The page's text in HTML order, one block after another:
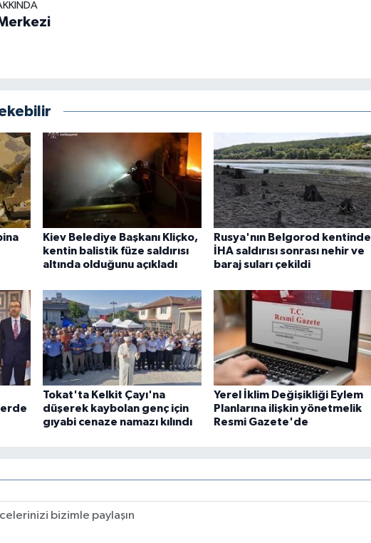
Kiev Belediye Başkanı Kliçko,
kentin balistik füze saldırısı
altında olduğunu açıkladı
Rusya'nın Belgorod kentinde
İHA saldırısı sonrası nehir ve
baraj suları çekildi
Tokat'ta Kelkit Çayı'na
düşerek kaybolan genç için
gıyabi cenaze namazı kılındı
Yerel İklim Değişikliği Eylem
Planlarına ilişkin yönetmelik
Resmi Gazete'de